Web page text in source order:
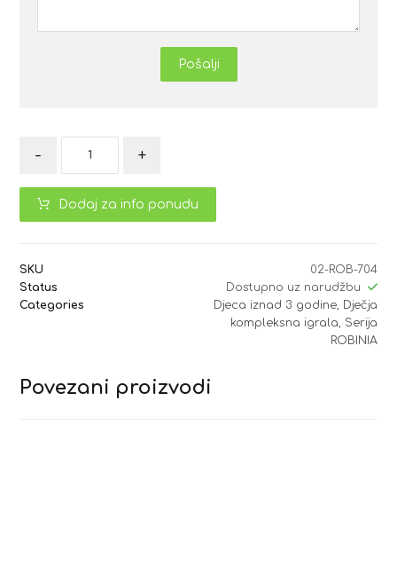
Pošalji
- +
Dodaj za info ponudu
SKU
02-ROB-704
Status
Dostupno uz narudžbu
Categories
Djeca iznad 3 godine,
Dječja
kompleksna igrala
Serija
ROBINIA
Povezani proizvodi